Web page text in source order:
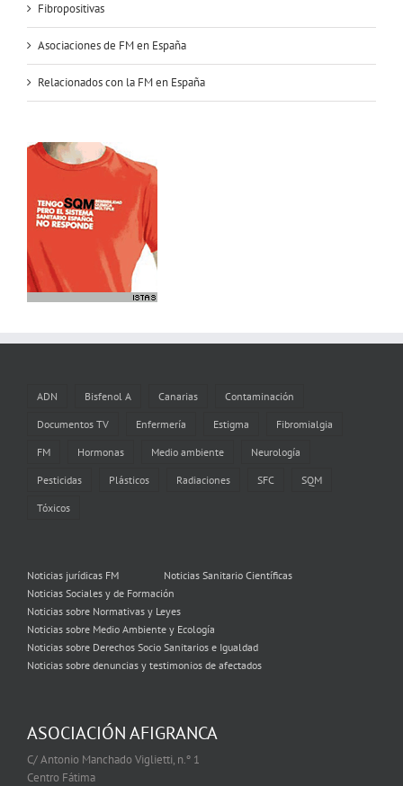
Fibropositivas
Asociaciones de FM en España
Relacionados con la FM en España
ADN Bisfenol A Canarias Contaminación
Documentos TV Enfermería Estigma Fibromialgia
FM Hormonas Medio ambiente Neurología
Pesticidas Plásticos Radiaciones SFC SQM
Tóxicos
Noticias jurídicas FM
Noticias Sanitario Científicas
Noticias Sociales y de Formación
Noticias sobre Normativas y Leyes
Noticias sobre Medio Ambiente y Ecología
Noticias sobre Derechos Socio Sanitarios e Igualdad
Noticias sobre denuncias y testimonios de afectados
ASOCIACIÓN AFIGRANCA
C/ Antonio Manchado Viglietti, n.º 1
Centro Fátima